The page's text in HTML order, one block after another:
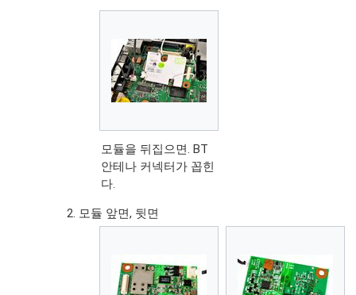
모듈을 뒤집으면. BT
안테나 커넥터가 꼽힌
다.
모듈 앞면, 뒷면